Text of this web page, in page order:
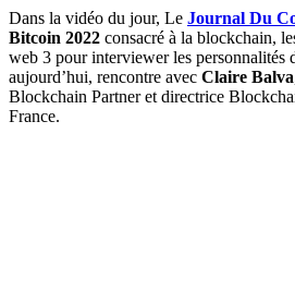
Dans la vidéo du jour, Le Journal Du
Bitcoin 2022 consacré à la blockchain,
web 3 pour interviewer les personnalités
aujourd’hui, rencontre avec Claire Balva
Blockchain Partner et directrice
France.